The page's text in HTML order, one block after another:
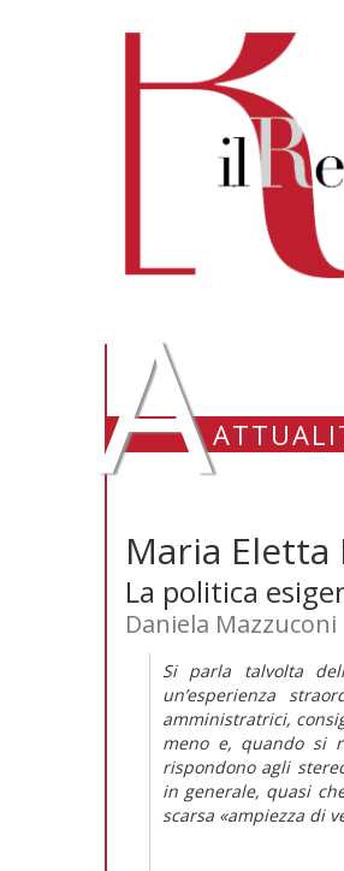
A
Maria
La politica
Daniela Mazzuconi
Si parla talvolta
un’esperienza
amministratrici,
meno e, quando si
rispondono agli
in generale, quasi
scarsa «ampiezza di